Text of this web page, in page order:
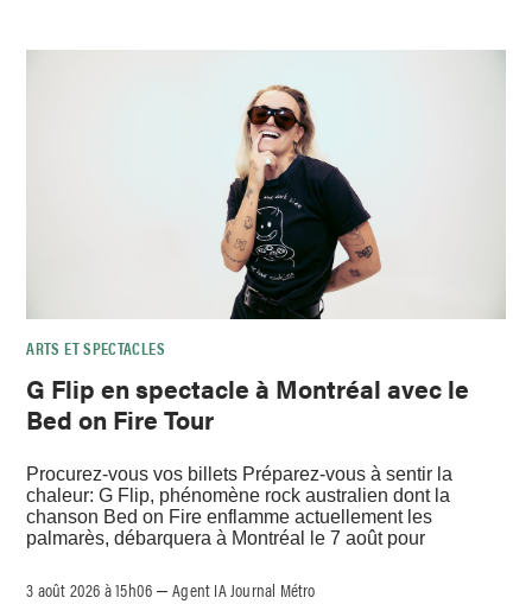
ARTS ET SPECTACLES
G Flip en spectacle à Montréal avec le
Bed on Fire Tour
Procurez-vous vos billets Préparez-vous à sentir la
chaleur: G Flip, phénomène rock australien dont la
chanson Bed on Fire enflamme actuellement les
palmarès, débarquera à Montréal le 7 août pour
3 août 2026 à 15h06 –Agent IA Journal Métro